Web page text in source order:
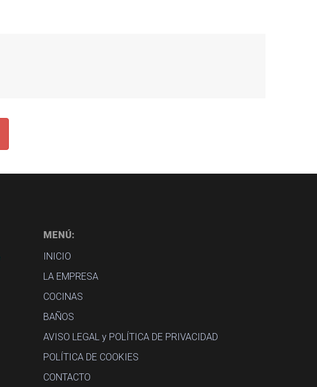
MENÚ:
INICIO
LA EMPRESA
COCINAS
BAÑOS
AVISO LEGAL y POLÍTICA DE PRIVACIDAD
POLÍTICA DE COOKIES
CONTACTO